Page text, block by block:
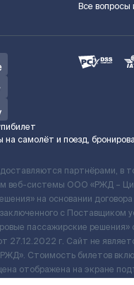
Все вопросы
самолёт и поезд,
партнёрами, в
веб-системы ООО «РЖД –
на основании
с Поставщиком
пассажирские решения»
27.12.2022 г. Сайт не
Стоимость билетов
отображена на экране